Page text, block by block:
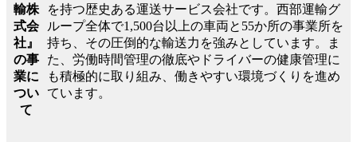
輸株
式会
社』
の事
業に
つい
て
を持つ歴史ある運送サービス会社です。西部運輸グ
ループ全体で1,500台以上の車両と55か所の事業所を
持ち、その圧倒的な輸送力を強みとしています。ま
た、労働時間管理の徹底やドライバーの健康管理に
も積極的に取り組み、働きやすい環境づくりを進め
ています。